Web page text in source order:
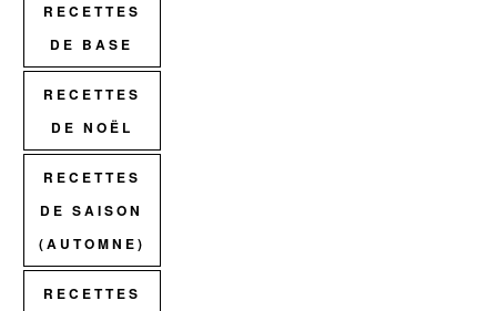
RECETTES
DE BASE
RECETTES
DE NOËL
RECETTES
DE SAISON
(AUTOMNE)
RECETTES